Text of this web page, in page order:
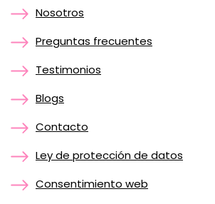
Nosotros
Preguntas frecuentes
Testimonios
Blogs
Contacto
Ley de protección de datos
Consentimiento web